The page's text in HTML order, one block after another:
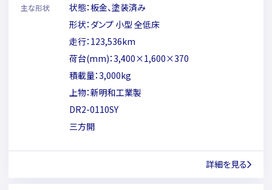
主な形状
状態：板金、塗装済み
形状：ダンプ 小型 全低床
走行：123,536km
荷台(mm)：3,400×1,600×370
積載量：3,000kg
上物：新明和工業製
DR2-0110SY
三方開
詳細を見る